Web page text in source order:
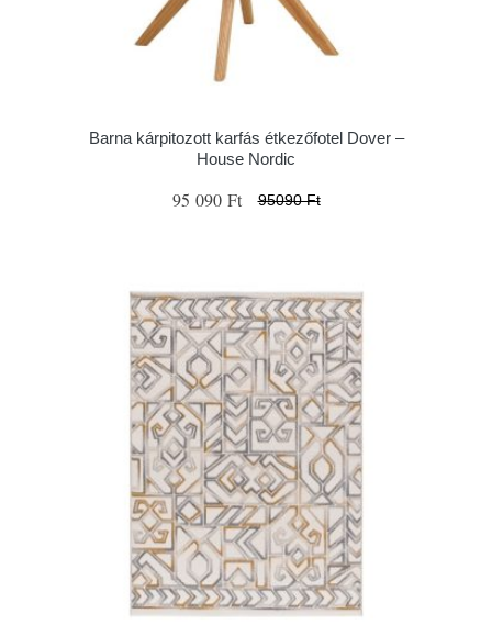
Barna kárpitozott karfás étkezőfotel Dover –
House Nordic
95 090 Ft 95090 Ft